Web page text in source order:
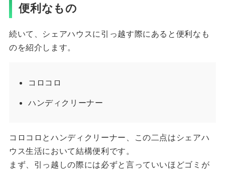
便利なもの
続いて、シェアハウスに引っ越す際にあると便利なも
のを紹介します。
コロコロ
ハンディクリーナー
コロコロとハンディクリーナー、この二点はシェアハ
ウス生活において結構便利です。
まず、引っ越しの際には必ずと言っていいほどゴミが